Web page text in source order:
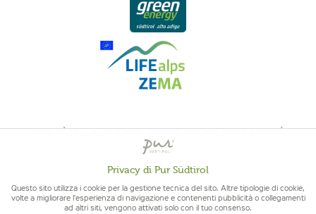
QUALITÀ DELL'ALTO ADIGE - ORIGINE ALTOATESINA E QUALITÁ
CONTROLLATA
Privacy di Pur Südtirol
Questo sito utilizza i cookie per la gestione tecnica del sito. Altre tipologie di cookie,
volte a migliorare l'esperienza di navigazione e contenenti pubblicità o collegamenti
ad altri siti, vengono attivati solo con il tuo consenso.